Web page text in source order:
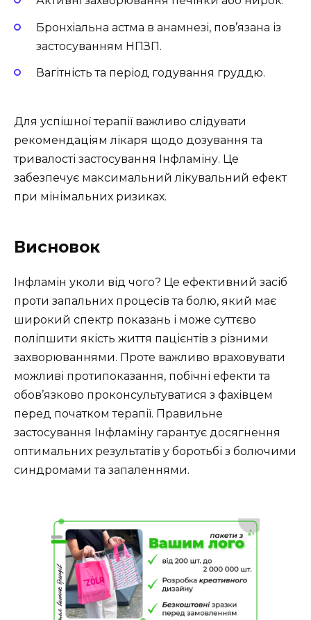
Бронхіальна астма в анамнезі, пов’язана із
застосуванням НПЗП.
Вагітність та період годування груддю.
Для успішної терапії важливо слідувати
рекомендаціям лікаря щодо дозування та
тривалості застосування Інфламіну. Це
забезпечує максимальний лікувальний ефект
при мінімальних ризиках.
Висновок
Інфламін уколи від чого? Це ефективний засіб
проти запальних процесів та болю, який має
широкий спектр показань і може суттєво
поліпшити якість життя пацієнтів з різними
захворюваннями. Проте важливо враховувати
можливі протипоказання, побічні ефекти та
обов’язково проконсультуватися з фахівцем
перед початком терапії. Правильне
застосування Інфламіну гарантує досягнення
оптимальних результатів у боротьбі з болючими
синдромами та запаленнями.